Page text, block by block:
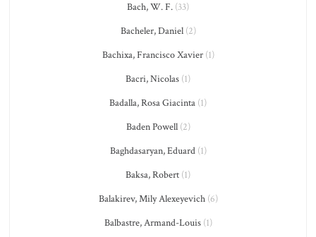
Bach, W. F. (33)
Bacheler, Daniel(2)
Bachixa, Francisco Xavier(1)
Bacri, Nicolas (1)
Badalla, Rosa Giacinta (1)
Baden Powell(2)
Baghdasaryan, Eduard(1)
Baksa, Robert (1)
Balakirev, Mily Alexeyevich(6)
Balbastre, Armand-Louis(1)